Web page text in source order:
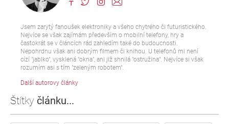
Jsem zarytý fanoušek elektroniky a všeho chytrého či futuristického.
Nejvíce se však zajímám především o mobilní telefony, hry a
častokrát se v článcích rád zahledím také do budoucnosti.
Nepohrdnu však ani dobrým filmem či knihou. U telefonů mi není
cízí "jablko", vysklená "okna", ani již shnilá "ostružina". Nejvíce si však
rozumím asi s tím "zeleným robotem".
Další autorovy články
Štítky článku...